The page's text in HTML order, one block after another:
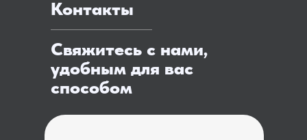
Контакты
Свяжитесь с нами,
удобным для вас
способом